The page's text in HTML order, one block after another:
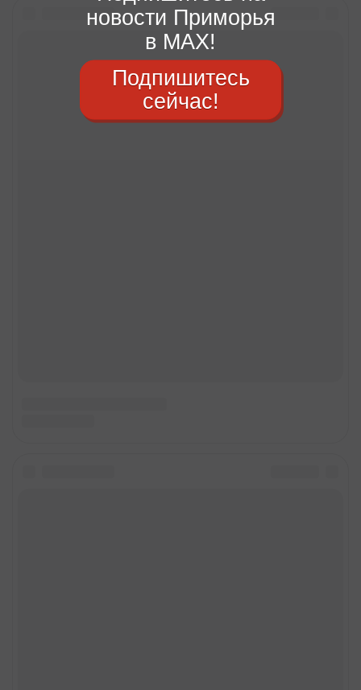
новости Приморья
в MAX!
Подпишитесь
сейчас!